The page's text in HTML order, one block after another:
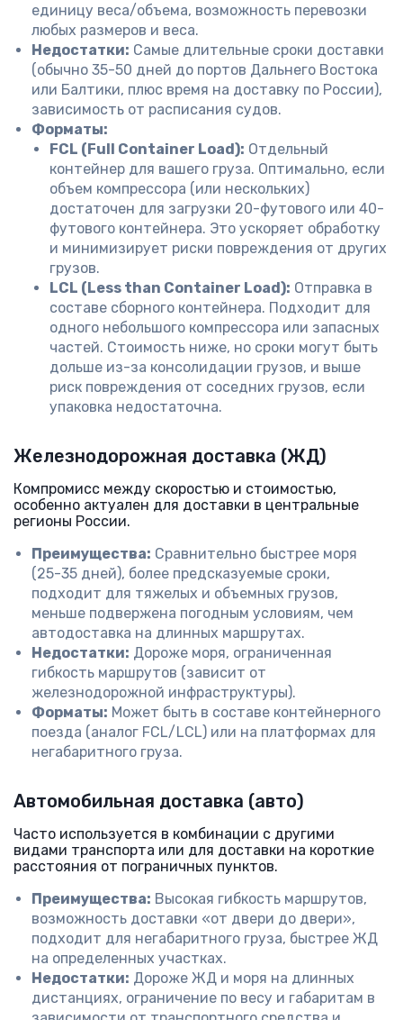
единицу веса/объема, возможность перевозки
любых размеров и веса.
Недостатки: Самые длительные сроки доставки
(обычно 35-50 дней до портов Дальнего Востока
или Балтики, плюс время на доставку по России),
зависимость от расписания судов.
Форматы:
FCL (Full Container Load): Отдельный
контейнер для вашего груза. Оптимально, если
объем компрессора (или нескольких)
достаточен для загрузки 20-футового или 40-
футового контейнера. Это ускоряет обработку
и минимизирует риски повреждения от других
грузов.
LCL (Less than Container Load): Отправка в
составе сборного контейнера. Подходит для
одного небольшого компрессора или запасных
частей. Стоимость ниже, но сроки могут быть
дольше из-за консолидации грузов, и выше
риск повреждения от соседних грузов, если
упаковка недостаточна.
Железнодорожная доставка (ЖД)
Компромисс между скоростью и стоимостью,
особенно актуален для доставки в центральные
регионы России.
Преимущества: Сравнительно быстрее моря
(25-35 дней), более предсказуемые сроки,
подходит для тяжелых и объемных грузов,
меньше подвержена погодным условиям, чем
автодоставка на длинных маршрутах.
Недостатки: Дороже моря, ограниченная
гибкость маршрутов (зависит от
железнодорожной инфраструктуры).
Форматы: Может быть в составе контейнерного
поезда (аналог FCL/LCL) или на платформах для
негабаритного груза.
Автомобильная доставка (авто)
Часто используется в комбинации с другими
видами транспорта или для доставки на короткие
расстояния от пограничных пунктов.
Преимущества: Высокая гибкость маршрутов,
возможность доставки «от двери до двери»,
подходит для негабаритного груза, быстрее ЖД
на определенных участках.
Недостатки: Дороже ЖД и моря на длинных
дистанциях, ограничение по весу и габаритам в